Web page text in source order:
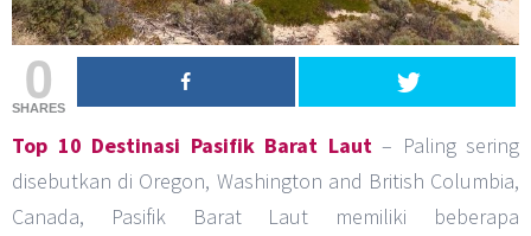
0
SHARES
Top 10 Destinasi Pasifik Barat Laut – Paling sering
disebutkan di Oregon, Washington and British Columbia,
Canada, Pasifik Barat Laut memiliki beberapa